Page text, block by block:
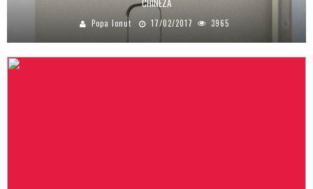
Popa Ionut 17/02/2017 3965